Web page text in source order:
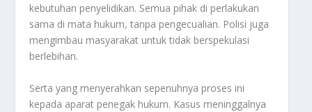
kebutuhan penyelidikan. Semua pihak di perlakukan
sama di mata hukum, tanpa pengecualian. Polisi juga
mengimbau masyarakat untuk tidak berspekulasi
berlebihan.
Serta yang menyerahkan sepenuhnya proses ini
kepada aparat penegak hukum. Kasus meninggalnya